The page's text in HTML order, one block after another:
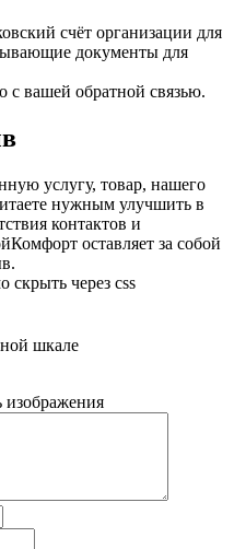
счёт организации для
документы для
с вашей обратной связью.
услугу, товар, нашего
нужным улучшить в
контактов и
оставляет за собой
скрыть через css
шкале